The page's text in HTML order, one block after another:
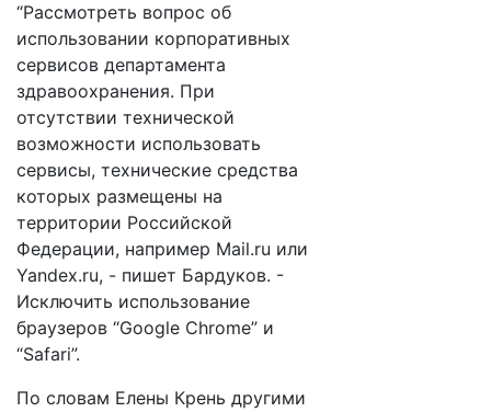
“Рассмотреть вопрос об
использовании корпоративных
сервисов департамента
здравоохранения. При
отсутствии технической
возможности использовать
сервисы, технические средства
которых размещены на
территории Российской
Федерации, например Mail.ru или
Yandex.ru, - пишет Бардуков. -
Исключить использование
браузеров “Google Chrome” и
“Safari”.
По словам Елены Крень другими